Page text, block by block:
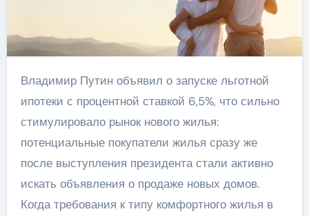
Владимир Путин объявил о запуске льготной
ипотеки с процентной ставкой 6,5%, что сильно
стимулировало рынок нового жилья:
потенциальные покупатели жилья сразу же
после выступления президента стали активно
искать объявления о продаже новых домов.
Когда требования к типу комфортного жилья в